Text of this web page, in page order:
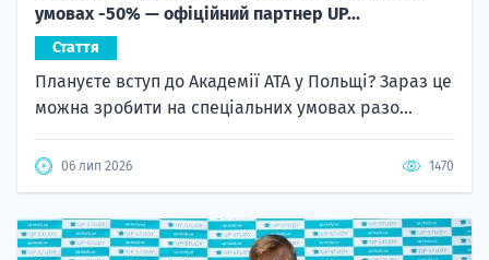
умовах -50% — офіційний партнер UP...
Стаття
Плануєте вступ до Академії ATA у Польщі? Зараз це
можна зробити на спеціальних умовах разо...
06 лип 2026 1470